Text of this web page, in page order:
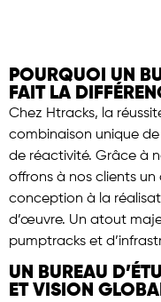
POURQUOI UN
FAIT LA
Chez Htracks, la
combinaison unique
de réactivité. Grâce à
offrons à nos clients
conception à la
d’œuvre. Un atout
pumptracks et
UN BUREAU
ET VISION